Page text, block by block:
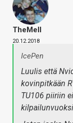
TheMeII
20.12.2018
IcePen
Luulis että
kovinpitkään
TU106 piiriin